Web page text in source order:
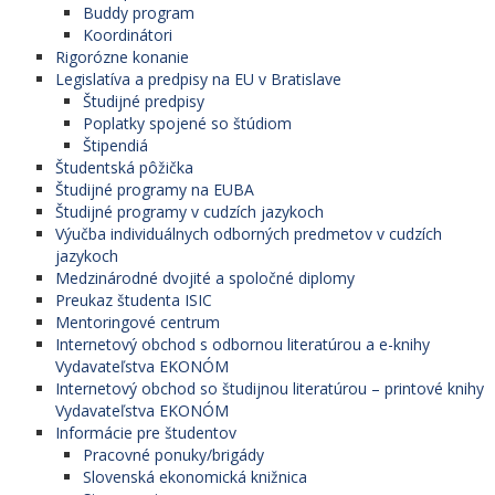
Buddy program
Koordinátori
Rigorózne konanie
Legislatíva a predpisy na EU v Bratislave
Študijné predpisy
Poplatky spojené so štúdiom
Štipendiá
Študentská pôžička
Študijné programy na EUBA
Študijné programy v cudzích jazykoch
Výučba individuálnych odborných predmetov v cudzích
jazykoch
Medzinárodné dvojité a spoločné diplomy
Preukaz študenta ISIC
Mentoringové centrum
Internetový obchod s odbornou literatúrou a e-knihy
Vydavateľstva EKONÓM
Internetový obchod so študijnou literatúrou – printové knihy
Vydavateľstva EKONÓM
Informácie pre študentov
Pracovné ponuky/brigády
Slovenská ekonomická knižnica